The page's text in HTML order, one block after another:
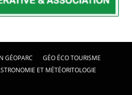
GÉOPARC
GÉO ÉCO TOURISME
ET MÉTÉORITOLOGIE